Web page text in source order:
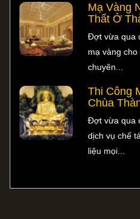
Mạ Vàng
Thất Ở
Đợt vừa qua
mạ vàng
chuyên...
Thi Công
Chùa
Đợt vừa qua
dịch vụ chế
liệu mọi...